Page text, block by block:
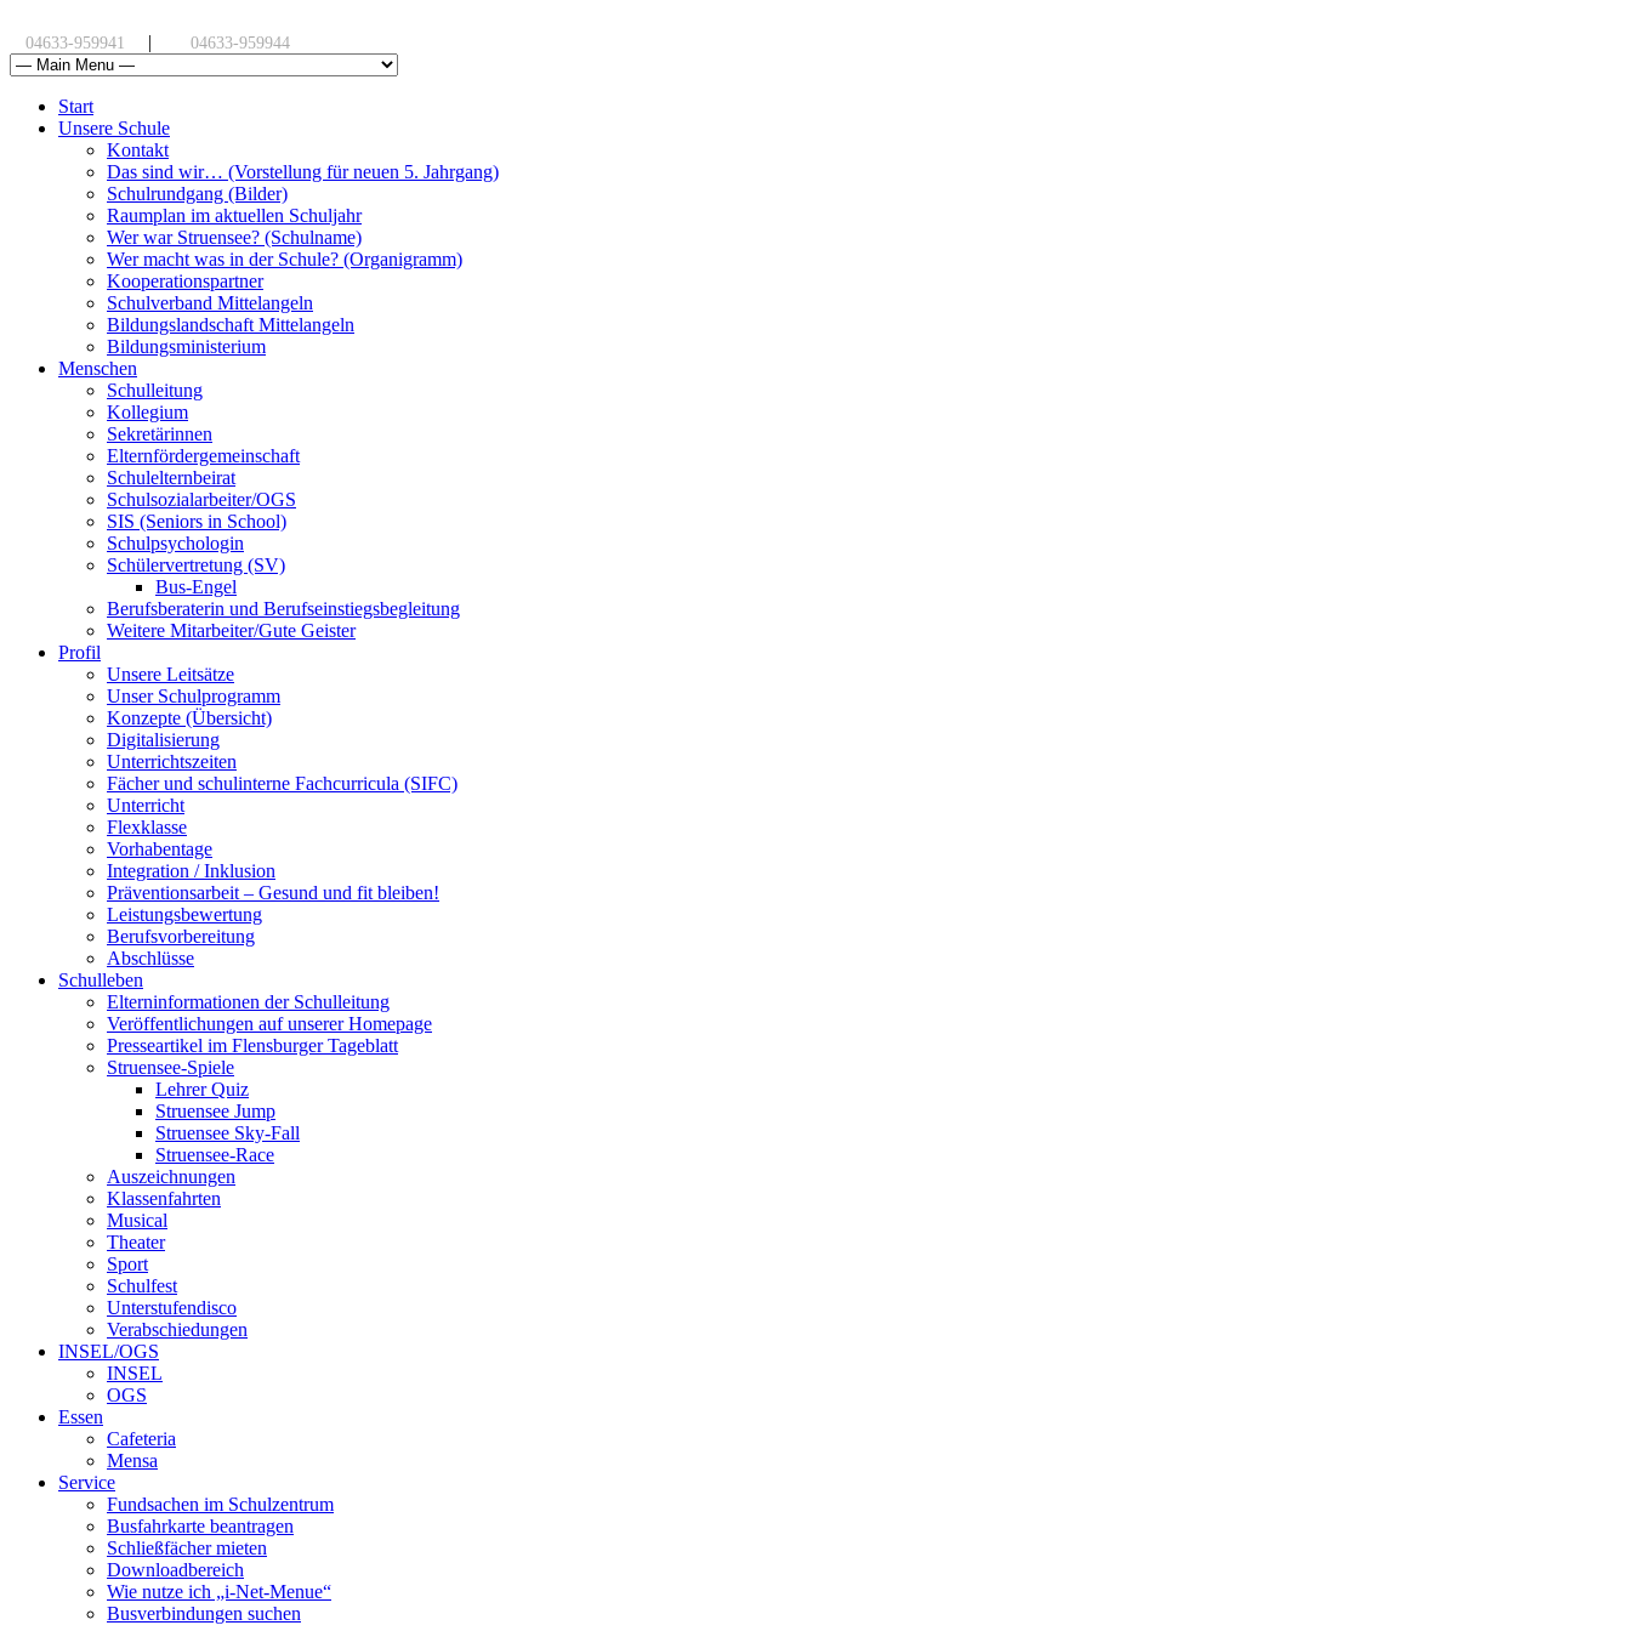
04633-959941 | 04633-959944
Start
Unsere Schule
Kontakt
Das sind wir… (Vorstellung für neuen 5. Jahrgang)
Schulrundgang (Bilder)
Raumplan im aktuellen Schuljahr
Wer war Struensee? (Schulname)
Wer macht was in der Schule? (Organigramm)
Kooperationspartner
Schulverband Mittelangeln
Bildungslandschaft Mittelangeln
Bildungsministerium
Menschen
Schulleitung
Kollegium
Sekretärinnen
Elternfördergemeinschaft
Schulelternbeirat
Schulsozialarbeiter/OGS
SIS (Seniors in School)
Schulpsychologin
Schülervertretung (SV)
Bus-Engel
Berufsberaterin und Berufseinstiegsbegleitung
Weitere Mitarbeiter/Gute Geister
Profil
Unsere Leitsätze
Unser Schulprogramm
Konzepte (Übersicht)
Digitalisierung
Unterrichtszeiten
Fächer und schulinterne Fachcurricula (SIFC)
Unterricht
Flexklasse
Vorhabentage
Integration / Inklusion
Präventionsarbeit – Gesund und fit bleiben!
Leistungsbewertung
Berufsvorbereitung
Abschlüsse
Schulleben
Elterninformationen der Schulleitung
Veröffentlichungen auf unserer Homepage
Presseartikel im Flensburger Tageblatt
Struensee-Spiele
Lehrer Quiz
Struensee Jump
Struensee Sky-Fall
Struensee-Race
Auszeichnungen
Klassenfahrten
Musical
Theater
Sport
Schulfest
Unterstufendisco
Verabschiedungen
INSEL/OGS
INSEL
OGS
Essen
Cafeteria
Mensa
Service
Fundsachen im Schulzentrum
Busfahrkarte beantragen
Schließfächer mieten
Downloadbereich
Wie nutze ich „i-Net-Menue“
Busverbindungen suchen